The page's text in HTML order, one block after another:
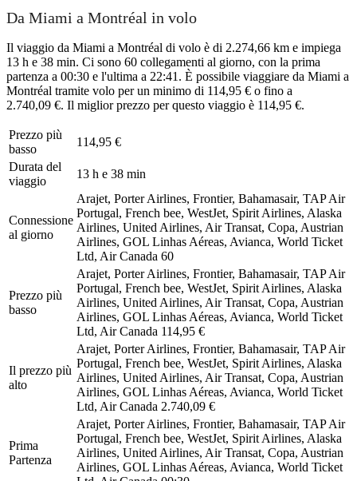
Da Miami a Montréal in volo
Il viaggio da Miami a Montréal di volo è di 2.274,66 km e impiega
13 h e 38 min. Ci sono 60 collegamenti al giorno, con la prima
partenza a 00:30 e l'ultima a 22:41. È possibile viaggiare da Miami a
Montréal tramite volo per un minimo di 114,95 € o fino a
2.740,09 €. Il miglior prezzo per questo viaggio è 114,95 €.
Prezzo più
basso
114,95 €
Durata del
viaggio
13 h e 38 min
Connessione
al giorno
Arajet, Porter Airlines, Frontier, Bahamasair, TAP Air
Portugal, French bee, WestJet, Spirit Airlines, Alaska
Airlines, United Airlines, Air Transat, Copa, Austrian
Airlines, GOL Linhas Aéreas, Avianca, World Ticket
Ltd, Air Canada 60
Prezzo più
basso
Arajet, Porter Airlines, Frontier, Bahamasair, TAP Air
Portugal, French bee, WestJet, Spirit Airlines, Alaska
Airlines, United Airlines, Air Transat, Copa, Austrian
Airlines, GOL Linhas Aéreas, Avianca, World Ticket
Ltd, Air Canada 114,95 €
Il prezzo più
alto
Arajet, Porter Airlines, Frontier, Bahamasair, TAP Air
Portugal, French bee, WestJet, Spirit Airlines, Alaska
Airlines, United Airlines, Air Transat, Copa, Austrian
Airlines, GOL Linhas Aéreas, Avianca, World Ticket
Ltd, Air Canada 2.740,09 €
Prima
Partenza
Arajet, Porter Airlines, Frontier, Bahamasair, TAP Air
Portugal, French bee, WestJet, Spirit Airlines, Alaska
Airlines, United Airlines, Air Transat, Copa, Austrian
Airlines, GOL Linhas Aéreas, Avianca, World Ticket